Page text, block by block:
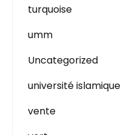
turquoise
umm
Uncategorized
université islamique
vente